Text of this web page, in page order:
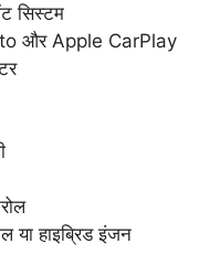
सिस्टम
और Apple CarPlay
या हाइब्रिड इंजन